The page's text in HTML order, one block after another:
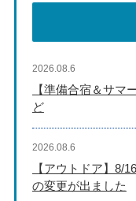
【準備合宿＆サマ
ど
2026.08.6
【アウトドア】8/
の変更が出ました
2026.08.6